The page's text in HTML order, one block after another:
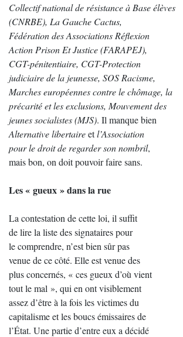
Collectif national de résistance à Base élèves
(CNRBE), La Gauche Cactus,
Fédération des Associations Réflexion
Action Prison Et Justice (FARAPEJ),
CGT-pénitentiaire, CGT-Protection
judiciaire de la jeunesse, SOS Racisme,
Marches européennes contre le chômage, la
précarité et les exclusions, Mouvement des
jeunes socialistes (MJS). Il manque bien
Alternative libertaireetl’Association
pour le droit de regarder son nombril,
mais bon, on doit pouvoir faire sans.
Les « gueux » dans la rue
La contestation de cette loi, il suffit
de lire la liste des signataires pour
le comprendre, n’est bien sûr pas
venue de ce côté. Elle est venue des
plus concernés, « ces gueux d’où vient
tout le mal », qui en ont visiblement
assez d’être à la fois les victimes du
capitalisme et les boucs émissaires de
l’État. Une partie d’entre eux a décidé